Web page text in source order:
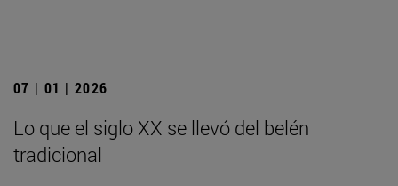
07 | 01 | 2026
Lo que el siglo XX se llevó del belén
tradicional